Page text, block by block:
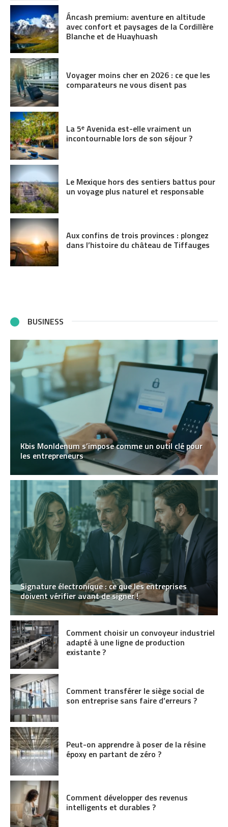
Áncash premium: aventure en altitude
avec confort et paysages de la Cordillère
Blanche et de Huayhuash
Voyager moins cher en 2026 : ce que les
comparateurs ne vous disent pas
La 5ᵉ Avenida est-elle vraiment un
incontournable lors de son séjour ?
Le Mexique hors des sentiers battus pour
un voyage plus naturel et responsable
Aux confins de trois provinces : plongez
dans l’histoire du château de Tiffauges
BUSINESS
Kbis MonIdenum s’impose comme un outil clé pour
les entrepreneurs
Signature électronique : ce que les entreprises
doivent vérifier avant de signer !
Comment choisir un convoyeur industriel
adapté à une ligne de production
existante ?
Comment transférer le siège social de
son entreprise sans faire d’erreurs ?
Peut-on apprendre à poser de la résine
époxy en partant de zéro ?
Comment développer des revenus
intelligents et durables ?